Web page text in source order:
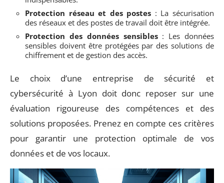
Protection réseau et des postes : La sécurisation
des réseaux et des postes de travail doit être intégrée.
Protection des données sensibles: Les données
sensibles doivent être protégées par des solutions de
chiffrement et de gestion des accès.
Le choix d’une entreprise de sécurité et
cybersécurité à Lyon doit donc reposer sur une
évaluation rigoureuse des compétences et des
solutions proposées. Prenez en compte ces critères
pour garantir une protection optimale de vos
données et de vos locaux.